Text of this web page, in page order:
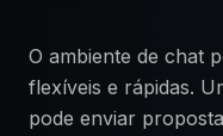
O ambiente de chat
flexíveis e rápidas.
pode enviar